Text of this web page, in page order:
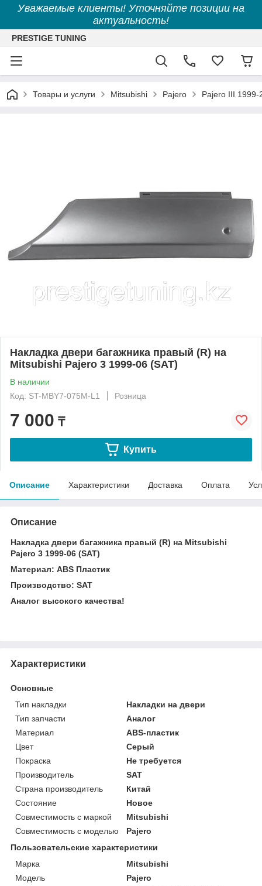
Уважаемые клиенты! Уточняйте позиции на
актуальность!
PRESTIGE TUNING
Товары и услуги Mitsubishi Pajero Pajero III 1999-
Накладка двери багажника правый (R) на
Mitsubishi Pajero 3 1999-06 (SAT)
В наличии
Код: ST-MBY7-075M-L1
Розница
7 000 ₸
Купить
Описание Характеристики Доставка Оплата
Описание
Накладка двери багажника правый (R) на Mitsubishi
Pajero 3 1999-06 (SAT)
Материал: ABS Пластик
Производство: SAT
Аналог высокого качества!
Характеристики
Основные
Тип накладки
Накладки на двери
Тип запчасти
Аналог
Материал
ABS-пластик
Цвет
Серый
Покраска
Не требуется
Производитель
SAT
Страна производитель
Китай
Состояние
Новое
Совместимость с маркой
Mitsubishi
Совместимость с моделью
Pajero
Пользовательские характеристики
Марка
Mitsubishi
Модель
Pajero